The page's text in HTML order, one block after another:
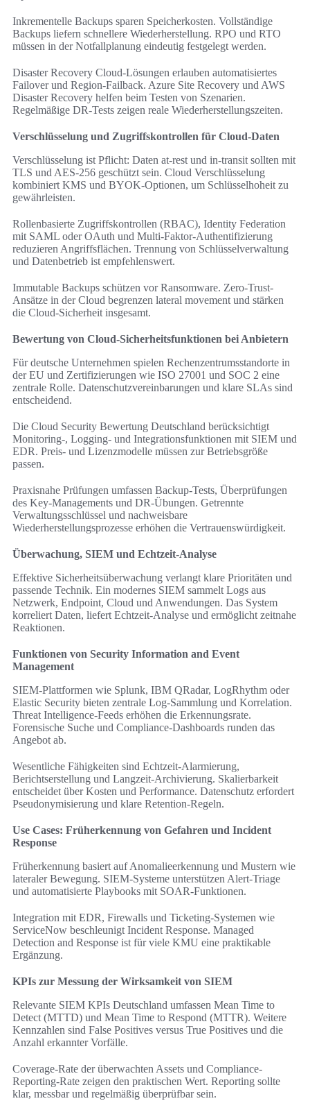
Inkrementelle Backups sparen Speicherkosten. Vollständige
Backups liefern schnellere Wiederherstellung. RPO und RTO
müssen in der Notfallplanung eindeutig festgelegt werden.
Disaster Recovery Cloud-Lösungen erlauben automatisiertes
Failover und Region-Failback. Azure Site Recovery und AWS
Disaster Recovery helfen beim Testen von Szenarien.
Regelmäßige DR-Tests zeigen reale Wiederherstellungszeiten.
Verschlüsselung und Zugriffskontrollen für Cloud-Daten
Verschlüsselung ist Pflicht: Daten at-rest und in-transit sollten mit
TLS und AES-256 geschützt sein. Cloud Verschlüsselung
kombiniert KMS und BYOK-Optionen, um Schlüsselhoheit zu
gewährleisten.
Rollenbasierte Zugriffskontrollen (RBAC), Identity Federation
mit SAML oder OAuth und Multi-Faktor-Authentifizierung
reduzieren Angriffsflächen. Trennung von Schlüsselverwaltung
und Datenbetrieb ist empfehlenswert.
Immutable Backups schützen vor Ransomware. Zero-Trust-
Ansätze in der Cloud begrenzen lateral movement und stärken
die Cloud-Sicherheit insgesamt.
Bewertung von Cloud-Sicherheitsfunktionen bei Anbietern
Für deutsche Unternehmen spielen Rechenzentrumsstandorte in
der EU und Zertifizierungen wie ISO 27001 und SOC 2 eine
zentrale Rolle. Datenschutzvereinbarungen und klare SLAs sind
entscheidend.
Die Cloud Security Bewertung Deutschland berücksichtigt
Monitoring-, Logging- und Integrationsfunktionen mit SIEM und
EDR. Preis- und Lizenzmodelle müssen zur Betriebsgröße
passen.
Praxisnahe Prüfungen umfassen Backup-Tests, Überprüfungen
des Key-Managements und DR-Übungen. Getrennte
Verwaltungsschlüssel und nachweisbare
Wiederherstellungsprozesse erhöhen die Vertrauenswürdigkeit.
Überwachung, SIEM und Echtzeit-Analyse
Effektive Sicherheitsüberwachung verlangt klare Prioritäten und
passende Technik. Ein modernes SIEM sammelt Logs aus
Netzwerk, Endpoint, Cloud und Anwendungen. Das System
korreliert Daten, liefert Echtzeit-Analyse und ermöglicht zeitnahe
Reaktionen.
Funktionen von Security Information and Event
Management
SIEM-Plattformen wie Splunk, IBM QRadar, LogRhythm oder
Elastic Security bieten zentrale Log-Sammlung und Korrelation.
Threat Intelligence-Feeds erhöhen die Erkennungsrate.
Forensische Suche und Compliance-Dashboards runden das
Angebot ab.
Wesentliche Fähigkeiten sind Echtzeit-Alarmierung,
Berichtserstellung und Langzeit-Archivierung. Skalierbarkeit
entscheidet über Kosten und Performance. Datenschutz erfordert
Pseudonymisierung und klare Retention-Regeln.
Use Cases: Früherkennung von Gefahren und Incident
Response
Früherkennung basiert auf Anomalieerkennung und Mustern wie
lateraler Bewegung. SIEM-Systeme unterstützen Alert-Triage
und automatisierte Playbooks mit SOAR-Funktionen.
Integration mit EDR, Firewalls und Ticketing-Systemen wie
ServiceNow beschleunigt Incident Response. Managed
Detection and Response ist für viele KMU eine praktikable
Ergänzung.
KPIs zur Messung der Wirksamkeit von SIEM
Relevante SIEM KPIs Deutschland umfassen Mean Time to
Detect (MTTD) und Mean Time to Respond (MTTR). Weitere
Kennzahlen sind False Positives versus True Positives und die
Anzahl erkannter Vorfälle.
Coverage-Rate der überwachten Assets und Compliance-
Reporting-Rate zeigen den praktischen Wert. Reporting sollte
klar, messbar und regelmäßig überprüfbar sein.